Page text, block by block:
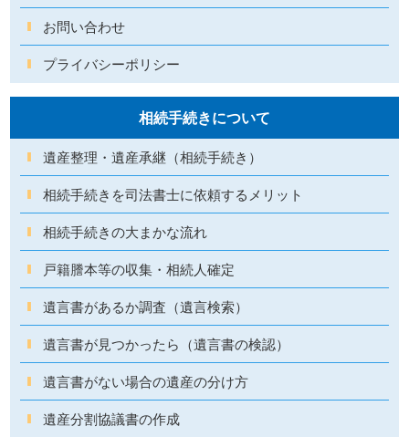
お問い合わせ
プライバシーポリシー
相続手続きについて
遺産整理・遺産承継（相続手続き）
相続手続きを司法書士に依頼するメリット
相続手続きの大まかな流れ
戸籍謄本等の収集・相続人確定
遺言書があるか調査（遺言検索）
遺言書が見つかったら（遺言書の検認）
遺言書がない場合の遺産の分け方
遺産分割協議書の作成